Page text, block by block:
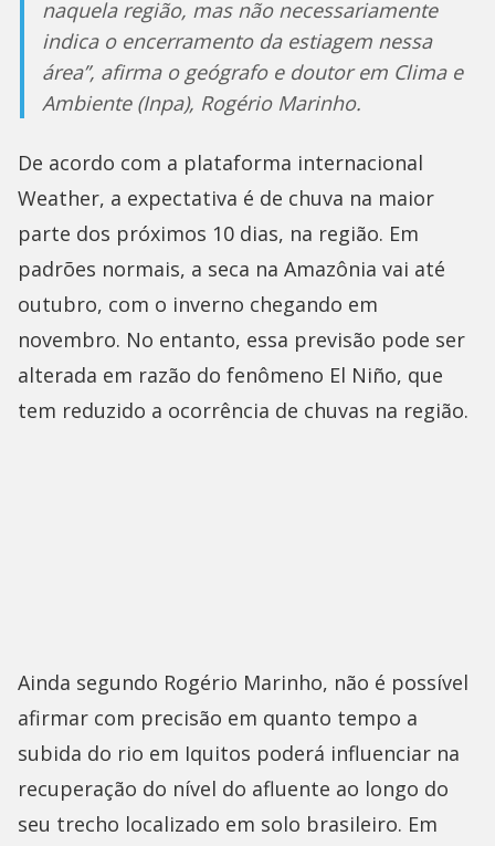
naquela região, mas não necessariamente
indica o encerramento da estiagem nessa
área”, afirma o geógrafo e doutor em Clima e
Ambiente (Inpa), Rogério Marinho.
De acordo com a plataforma internacional
Weather, a expectativa é de chuva na maior
parte dos próximos 10 dias, na região. Em
padrões normais, a seca na Amazônia vai até
outubro, com o inverno chegando em
novembro. No entanto, essa previsão pode ser
alterada em razão do fenômeno El Niño, que
tem reduzido a ocorrência de chuvas na região.
Ainda segundo Rogério Marinho, não é possível
afirmar com precisão em quanto tempo a
subida do rio em Iquitos poderá influenciar na
recuperação do nível do afluente ao longo do
seu trecho localizado em solo brasileiro. Em